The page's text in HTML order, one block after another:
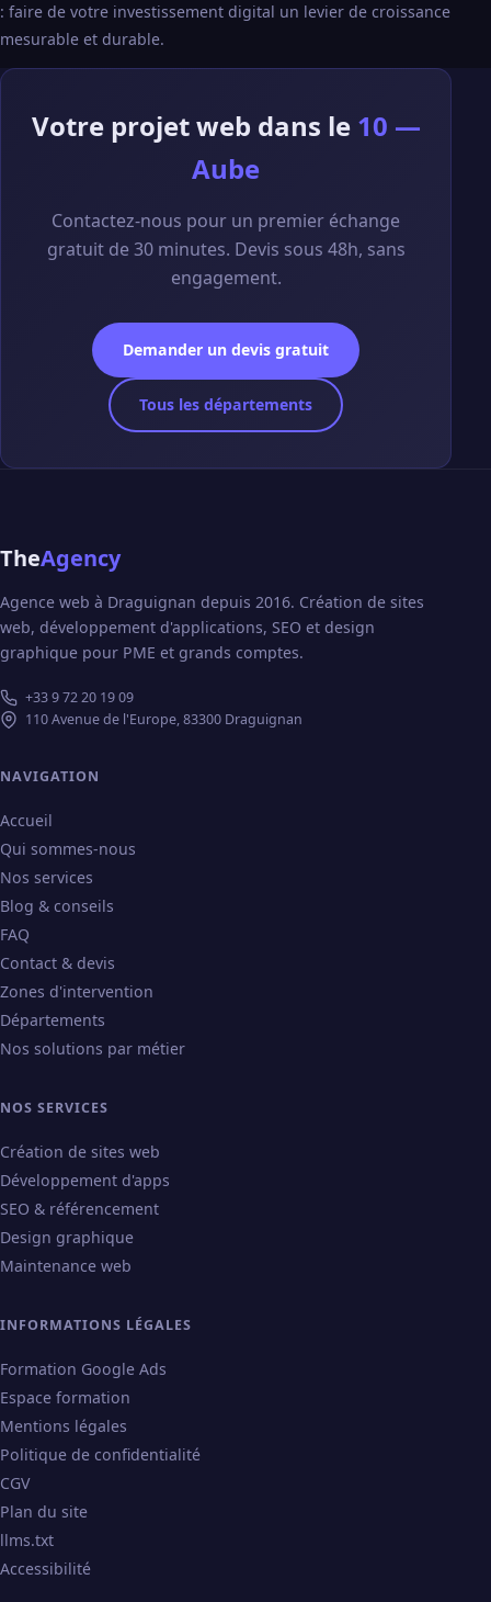
: faire de votre investissement digital un levier de croissance
mesurable et durable.
Votre projet web dans le 10 —
Aube
Contactez-nous pour un premier échange
gratuit de 30 minutes. Devis sous 48h, sans
engagement.
Demander un devis gratuit
Tous les départements
TheAgency
Agence web à Draguignan depuis 2016. Création de sites
web, développement d'applications, SEO et design
graphique pour PME et grands comptes.
+33 9 72 20 19 09
110 Avenue de l'Europe, 83300 Draguignan
NAVIGATION
Accueil
Qui sommes-nous
Nos services
Blog & conseils
FAQ
Contact & devis
Zones d'intervention
Départements
Nos solutions par métier
NOS SERVICES
Création de sites web
Développement d'apps
SEO & référencement
Design graphique
Maintenance web
INFORMATIONS LÉGALES
Formation Google Ads
Espace formation
Mentions légales
Politique de confidentialité
CGV
Plan du site
llms.txt
Accessibilité